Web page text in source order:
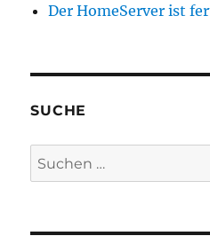
Der HomeServer ist
SUCHE
Suchen
nach: